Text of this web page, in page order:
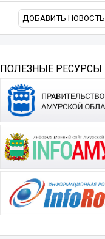
ДОБАВИТЬ НОВОСТЬ
ПОЛЕЗНЫЕ РЕСУРСЫ